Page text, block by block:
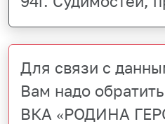
Для связи с
Вам надо
ВКА «РОДИНА